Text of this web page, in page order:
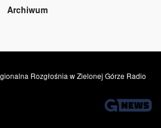
Archiwum
Rozgłośnia w Zielonej Górze Radio